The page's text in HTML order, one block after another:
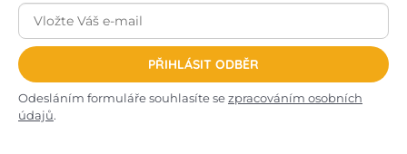
PŘIHLÁSIT ODBĚR
Odesláním formuláře souhlasíte sezpracováním osobních
údajů.